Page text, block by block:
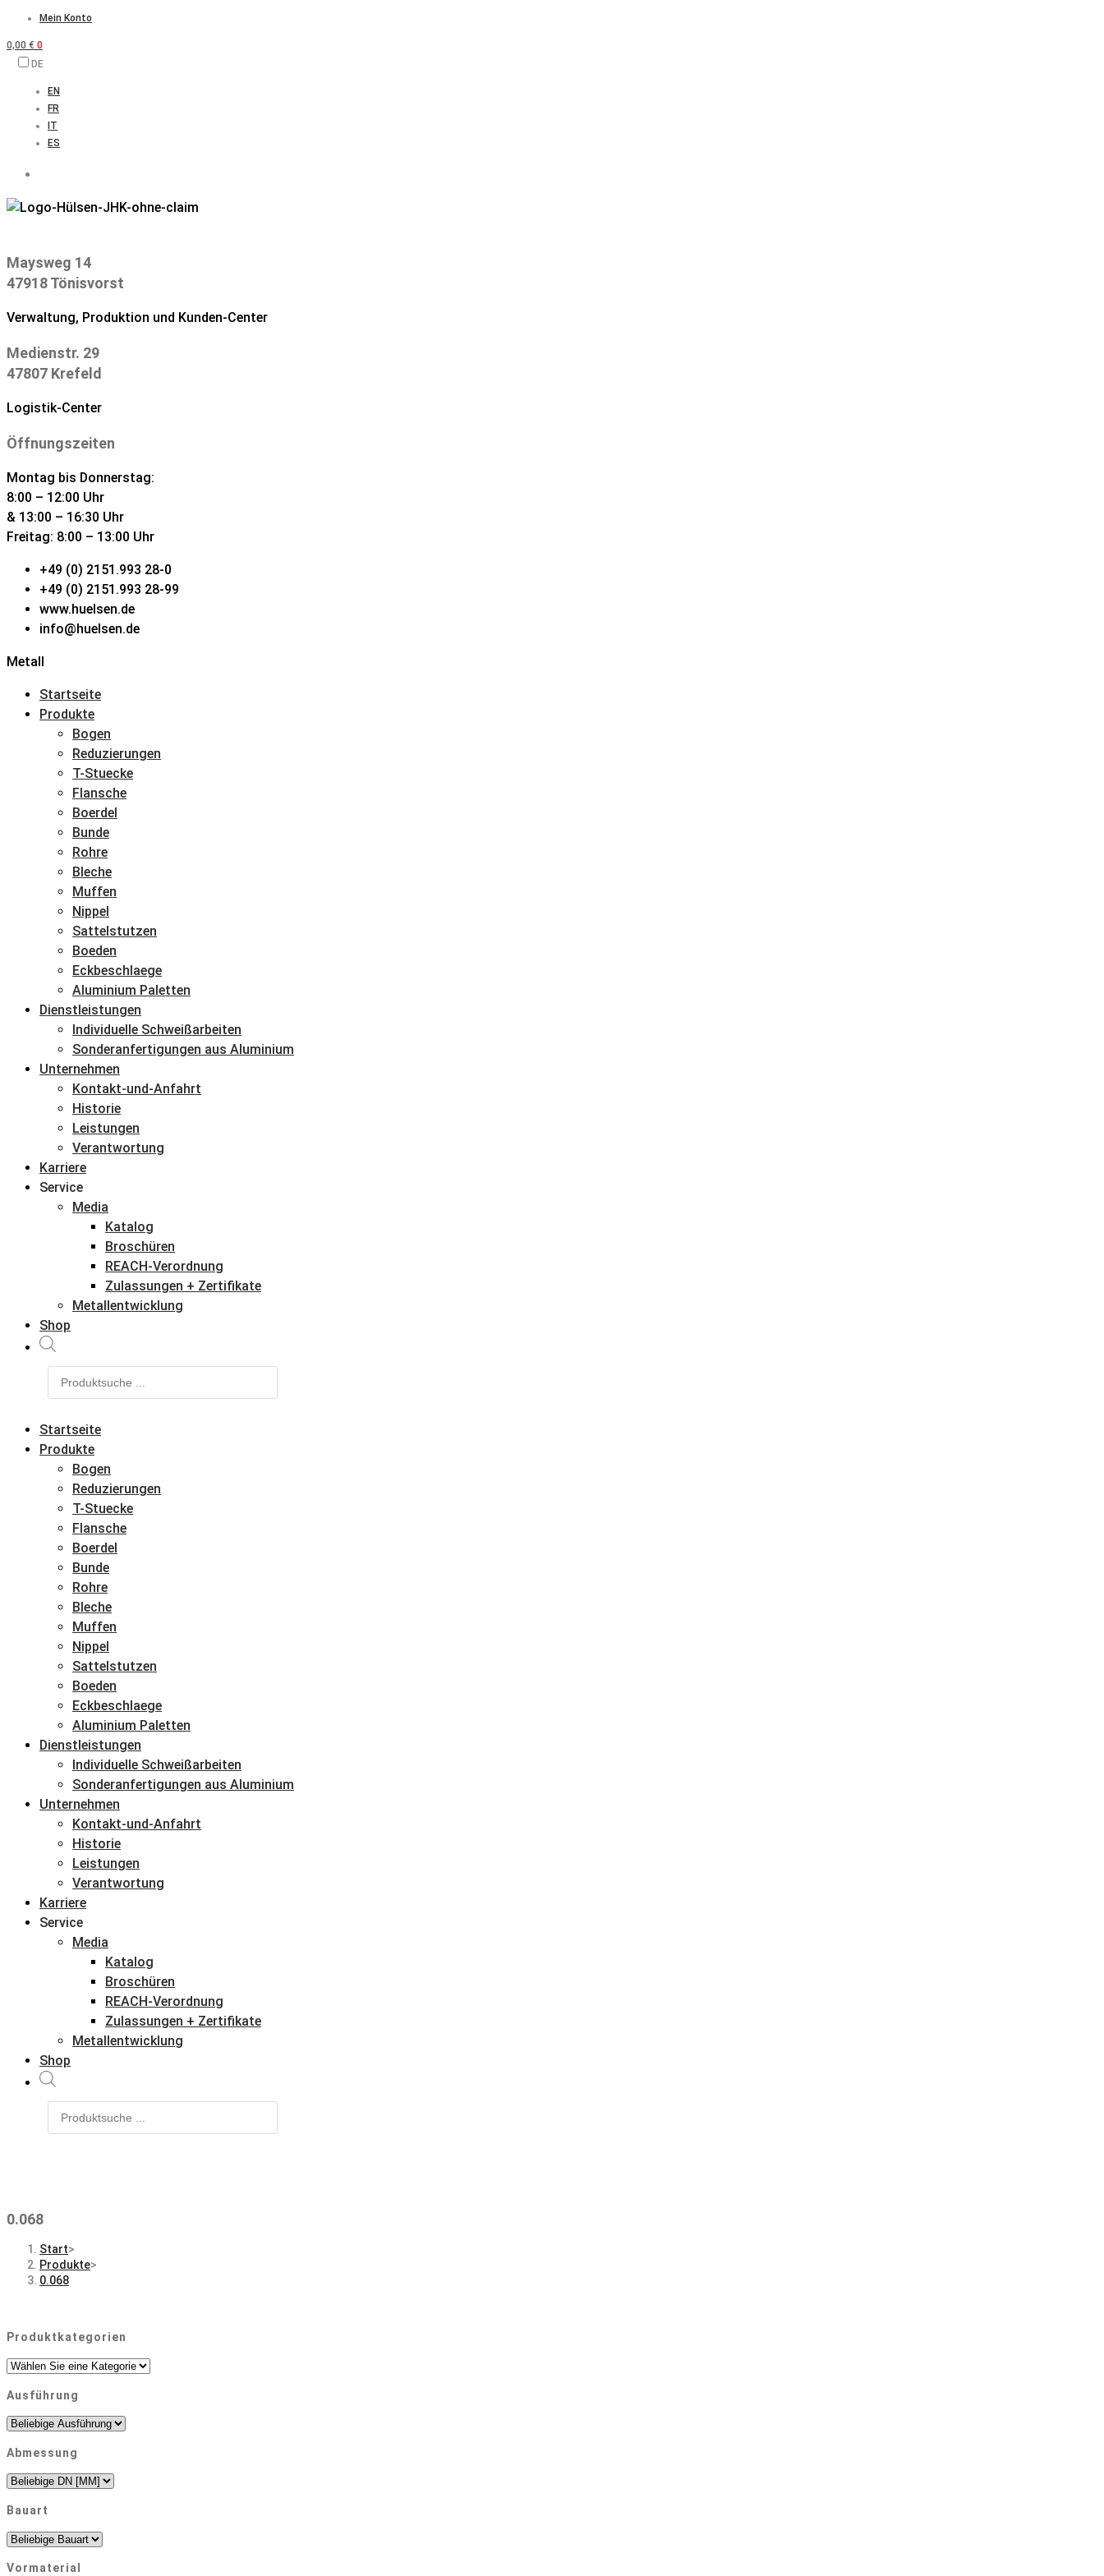
Zum
Inhalt
springen
Mein Konto
0,00 € 0
DE
EN
FR
IT
ES
Maysweg 14
47918 Tönisvorst
Verwaltung, Produktion und Kunden-Center
Medienstr. 29
47807 Krefeld
Logistik-Center
Öffnungszeiten
Montag bis Donnerstag:
8:00 – 12:00 Uhr
& 13:00 – 16:30 Uhr
Freitag: 8:00 – 13:00 Uhr
+49 (0) 2151.993 28-0
+49 (0) 2151.993 28-99
www.huelsen.de
info@huelsen.de
Metall
Startseite
Produkte
Bogen
Reduzierungen
T-Stuecke
Flansche
Boerdel
Bunde
Rohre
Bleche
Muffen
Nippel
Sattelstutzen
Boeden
Eckbeschlaege
Aluminium Paletten
Dienstleistungen
Individuelle Schweißarbeiten
Sonderanfertigungen aus Aluminium
Unternehmen
Kontakt-und-Anfahrt
Historie
Leistungen
Verantwortung
Karriere
Service
Media
Katalog
Broschüren
REACH-Verordnung
Zulassungen + Zertifikate
Metallentwicklung
Shop
search
Startseite
Produkte
Bogen
Reduzierungen
T-Stuecke
Flansche
Boerdel
Bunde
Rohre
Bleche
Muffen
Nippel
Sattelstutzen
Boeden
Eckbeschlaege
Aluminium Paletten
Dienstleistungen
Individuelle Schweißarbeiten
Sonderanfertigungen aus Aluminium
Unternehmen
Kontakt-und-Anfahrt
Historie
Leistungen
Verantwortung
Karriere
Service
Media
Katalog
Broschüren
REACH-Verordnung
Zulassungen + Zertifikate
Metallentwicklung
Shop
search
0.068
Start>
Produkte>
0.068
Produktkategorien
Ausführung
Abmessung
Bauart
Vormaterial